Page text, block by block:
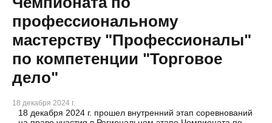
профессиональному
мастерству "Профессионалы"
по компетенции "Торговое
дело"
18 декабря 2024 г.
18 декабря 2024 г. прошел внутренний этап соревнований